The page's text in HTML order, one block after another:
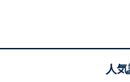
料金
※日帰り温泉の料金で